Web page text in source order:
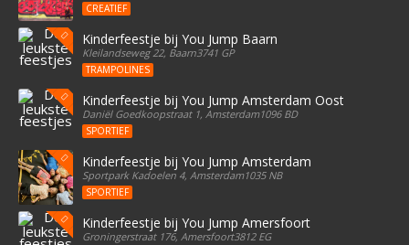
CREATIEF
Kinderfeestje bij You Jump Baarn
Kleilandseweg 22, Baarn3741 GP
TRAMPOLINES
Kinderfeestje bij You Jump Amsterdam Oost
Daniël Goedkoopstraat 1, Amsterdam1096 BD
SPORTIEF
Kinderfeestje bij You Jump Amsterdam
Sportpark Kadoelen 4, Amsterdam1035 NB
SPORTIEF
Kinderfeestje bij You Jump Amersfoort
Groningerstraat 176, Amersfoort3812 EG